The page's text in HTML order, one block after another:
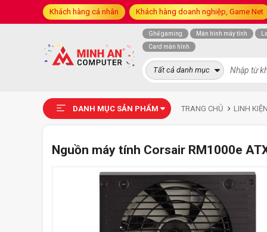
Khách hàng cá nhân Khách hàng doanh nghiệp, Game Net
Ghế gaming Màn hình máy tính
Card màn hình
Tất cả danh mục
DANH MỤC SẢN PHẨM TRANG CHỦ LINH
Nguồn máy tính Corsair RM1000e